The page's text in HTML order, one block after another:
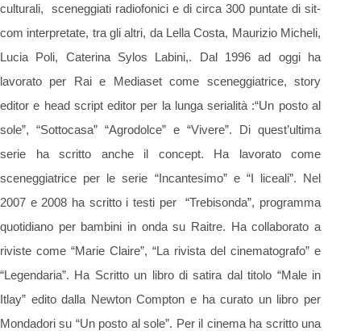
culturali, sceneggiati radiofonici e di circa 300 puntate di sit-
com interpretate, tra gli altri, da Lella Costa, Maurizio Micheli,
Lucia Poli, Caterina Sylos Labini,. Dal 1996 ad oggi ha
lavorato per Rai e Mediaset come sceneggiatrice, story
editor e head script editor per la lunga serialità :“Un posto al
sole”, “Sottocasa” “Agrodolce” e “Vivere”. Di quest’ultima
serie ha scritto anche il concept. Ha lavorato come
sceneggiatrice per le serie “Incantesimo” e “I liceali”. Nel
2007 e 2008 ha scritto i testi per “Trebisonda”, programma
quotidiano per bambini in onda su Raitre. Ha collaborato a
riviste come “Marie Claire”, “La rivista del cinematografo” e
“Legendaria”. Ha Scritto un libro di satira dal titolo “Male in
Itlay” edito dalla Newton Compton e ha curato un libro per
Mondadori su “Un posto al sole”. Per il cinema ha scritto una